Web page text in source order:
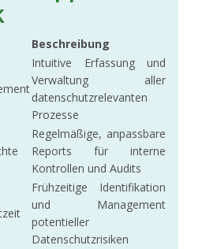
Beschreibung
Intuitive Erfassung und
Verwaltung aller
datenschutzrelevanten
Prozesse
Regelmäßige, anpassbare
Reports für interne
Kontrollen und Audits
Frühzeitige Identifikation
und Management
potentieller
Datenschutzrisiken